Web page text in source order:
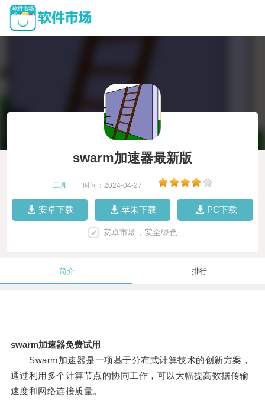
swarm加速器最新版
工具 时间：2024-04-27
安卓下载 苹果下载 PC下载
安卓市场，安全绿色
简介 排行
swarm加速器免费试用
Swarm加速器是一项基于分布式计算技术的创新方案，
通过利用多个计算节点的协同工作，可以大幅提高数据传输
速度和网络连接质量。